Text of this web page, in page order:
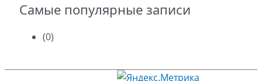
Самые популярные записи
(0)